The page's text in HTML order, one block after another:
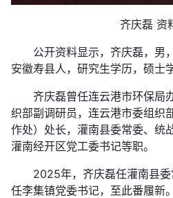
齐庆磊 资
公开资料显示，齐庆磊，男，
安徽寿县人，研究生学历，硕士
齐庆磊曾任连云港市环保局
织部副调研员，连云港市委组织
作处）处长，灌南县委常委、统
灌南经开区党工委书记等职。
2025年，齐庆磊任灌南县委
任李集镇党委书记，至此番履新。